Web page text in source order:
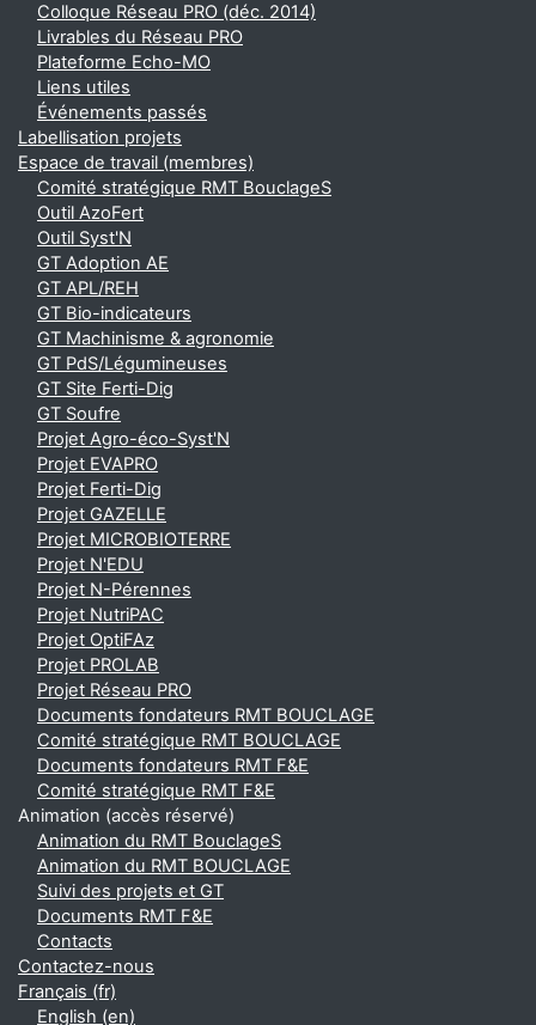
Colloque Réseau PRO (déc. 2014)
Livrables du Réseau PRO
Plateforme Echo-MO
Liens utiles
Événements passés
Labellisation projets
Espace de travail (membres)
Comité stratégique RMT BouclageS
Outil AzoFert
Outil Syst'N
GT Adoption AE
GT APL/REH
GT Bio-indicateurs
GT Machinisme & agronomie
GT PdS/Légumineuses
GT Site Ferti-Dig
GT Soufre
Projet Agro-éco-Syst'N
Projet EVAPRO
Projet Ferti-Dig
Projet GAZELLE
Projet MICROBIOTERRE
Projet N'EDU
Projet N-Pérennes
Projet NutriPAC
Projet OptiFAz
Projet PROLAB
Projet Réseau PRO
Documents fondateurs RMT BOUCLAGE
Comité stratégique RMT BOUCLAGE
Documents fondateurs RMT F&E
Comité stratégique RMT F&E
Animation (accès réservé)
Animation du RMT BouclageS
Animation du RMT BOUCLAGE
Suivi des projets et GT
Documents RMT F&E
Contacts
Contactez-nous
Français ‎(fr)‎
English ‎(en)‎